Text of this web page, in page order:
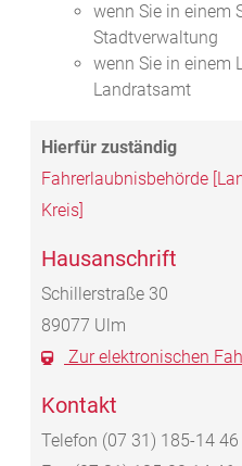
wenn Sie in einem
Stadtverwaltung
wenn Sie in einem
Landratsamt
Fahrerlaubnisbehörde
Kreis]
Hausanschrift
Schillerstraße 30
89077 Ulm
Zur elektronischen
Kontakt
Telefon (07 31) 185-14 46